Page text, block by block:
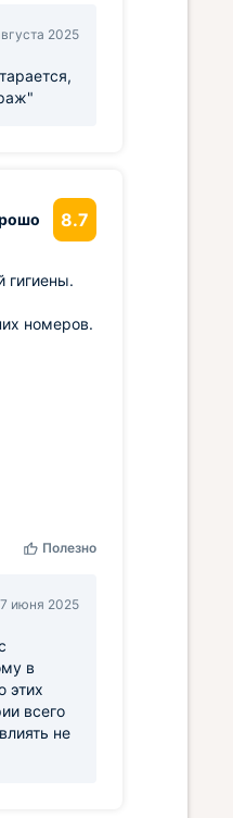
2025
8.7
гигиены.
номеров.
Полезно
июня 2025
в
этих
всего
не